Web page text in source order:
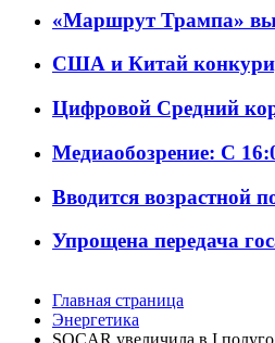
«Маршрут Трампа»
США и Китай
Цифровой Средний
Медиаобозрение: С
Вводится возрастной
Упрощена передача
Главная страница
Энергетика
SOCAR увеличила в I